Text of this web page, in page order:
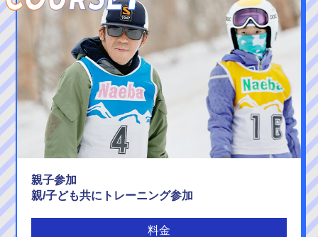
親子参加
親/子ども共にトレーニング参加
料金